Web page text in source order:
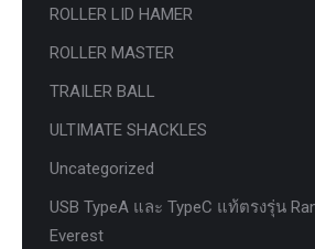
ROLLER LID HAMER
ROLLER MASTER
TRAILER BALL
ULTIMATE SHACKLES
Uncategorized
USB TypeA และ TypeC แท้ตรงรุ่น
Everest